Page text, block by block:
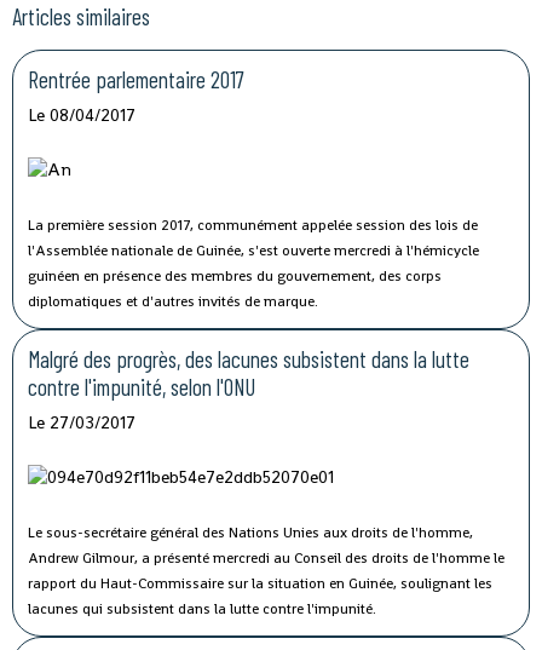
Articles similaires
Rentrée parlementaire 2017
Le 08/04/2017
La première session 2017, communément appelée session des lois de
l'Assemblée nationale de Guinée, s'est ouverte mercredi à l'hémicycle
guinéen en présence des membres du gouvernement, des corps
diplomatiques et d'autres invités de marque.
Malgré des progrès, des lacunes subsistent dans la lutte
contre l'impunité, selon l'ONU
Le 27/03/2017
Le sous-secrétaire général des Nations Unies aux droits de l'homme,
Andrew Gilmour, a présenté mercredi au Conseil des droits de l'homme le
rapport du Haut-Commissaire sur la situation en Guinée, soulignant les
lacunes qui subsistent dans la lutte contre l'impunité.